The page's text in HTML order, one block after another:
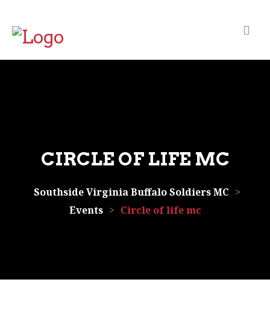
CIRCLE OF LIFE MC
Southside Virginia Buffalo Soldiers MC >
Events > Circle of life mc